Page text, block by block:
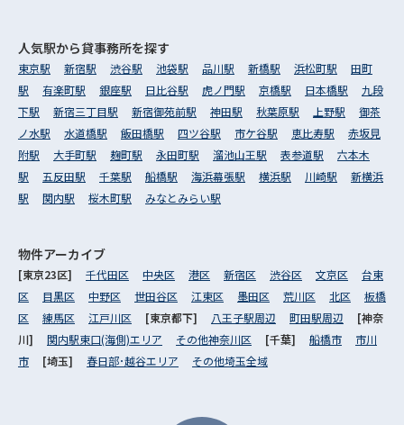
人気駅から貸事務所を探す
東京駅 新宿駅 渋谷駅 池袋駅 品川駅 新橋駅 浜松町駅
田町
駅
有楽町駅 銀座駅 日比谷駅 虎ノ門駅 京橋駅 日本橋駅
九段
下駅
新宿三丁目駅 新宿御苑前駅 神田駅 秋葉原駅 上野駅
御茶
ノ水駅
水道橋駅 飯田橋駅 四ツ谷駅 市ケ谷駅 恵比寿駅
赤坂見
附駅
大手町駅 麹町駅 永田町駅 溜池山王駅 表参道駅
六本木
駅
五反田駅 千葉駅 船橋駅 海浜幕張駅 横浜駅 川崎駅
新横浜
駅
関内駅 桜木町駅 みなとみらい駅
物件アーカイブ
[東京23区] 千代田区 中央区 港区 新宿区 渋谷区 文京区
台東
区
目黒区 中野区 世田谷区 江東区 墨田区 荒川区 北区
板橋
区
練馬区 江戸川区 [東京都下] 八王子駅周辺 町田駅周辺
[神奈
川] 関内駅東口(海側)エリア その他神奈川区 [千葉] 船橋市
市川
市
[埼玉] 春日部･越谷エリア その他埼玉全域